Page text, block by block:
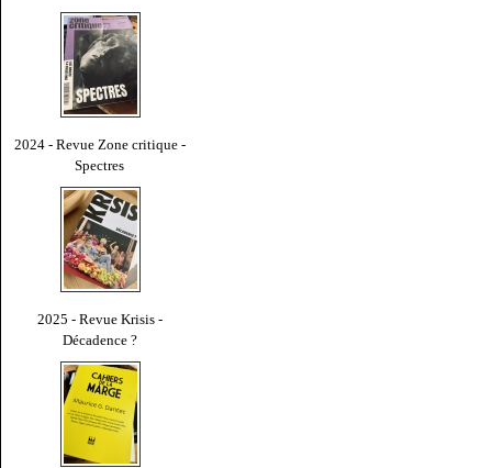
2024 - Revue Zone critique -
Spectres
2025 - Revue Krisis -
Décadence ?